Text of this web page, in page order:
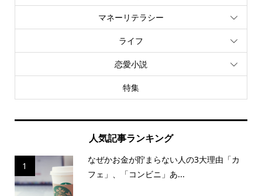
マネーリテラシー
ライフ
恋愛小説
特集
人気記事ランキング
1
なぜかお金が貯まらない人の3大理由「カ
フェ」、「コンビニ」あ...